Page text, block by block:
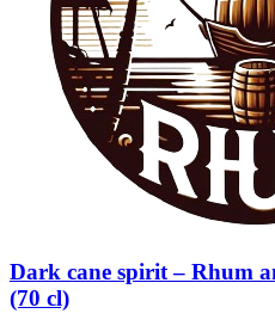
Dark cane spirit – Rhum
(70 cl)